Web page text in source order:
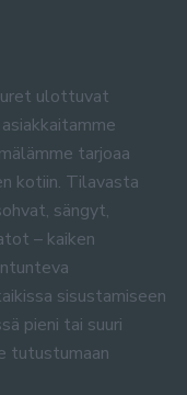
ulottuvat
tarjoaa
kotiin. Tilavasta
sängyt,
– kaiken
sisustamiseen
pieni tai suuri
tutustumaan